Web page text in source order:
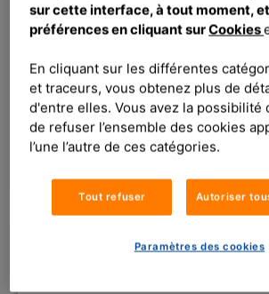
CDI
Publié le 31/07/2026
Découvrir l'offre
sur cette interface, à tout moment,
préférences en cliquant surCookies
En cliquant sur les différentes
et traceurs, vous obtenez plus de
d'entre elles. Vous avez la possibilité
de refuser l’ensemble des cookies
l’une l’autre de ces catégories.
Tout refuser Autoriser
Paramètres des cookies